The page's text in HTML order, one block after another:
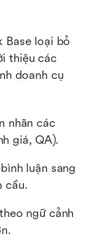
Base loại bỏ
thiệu các
doanh cụ
nhãn các
giá, QA).
luận sang
cầu.
ngữ cảnh